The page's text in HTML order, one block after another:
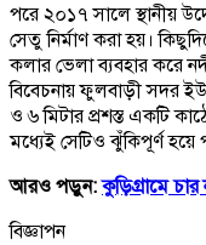
পরে ২০১৭ সালে স্থানীয়
সেতু নির্মাণ করা হয়।
কলার ভেলা ব্যবহার করে
বিবেচনায় ফুলবাড়ী সদর
ও ৬ মিটার প্রশস্ত একটি
মধ্যেই সেটিও ঝুঁকিপূর্ণ হয়ে
আরও পড়ুন:কুড়িগ্রামে
বিজ্ঞাপন